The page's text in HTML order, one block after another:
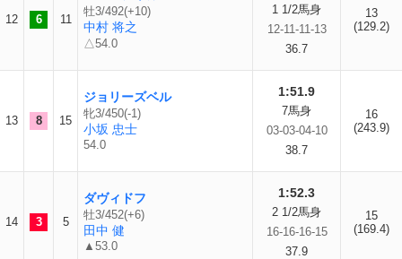
12 6 11
牡3/492(+10)
中村 将之
△54.0
1 1/2馬身
12-11-11-13
36.7
13
(129.2)
13 8 15
ジョリーズベル
牝3/450(-1)
小坂 忠士
54.0
1:51.9
7馬身
03-03-04-10
38.7
16
(243.9)
14 3 5
ダヴィドフ
牡3/452(+6)
田中 健
▲53.0
1:52.3
2 1/2馬身
16-16-16-15
37.9
15
(169.4)